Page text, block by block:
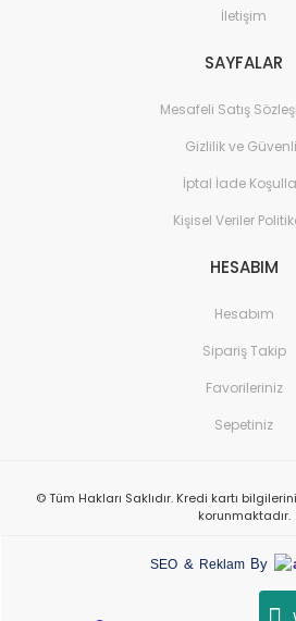
İletişim
SAYFALAR
Mesafeli Satış
Gizlilik ve
İptal İade
Kişisel Veriler
HESABIM
Hesabım
Sipariş Takip
Favorileriniz
Sepetiniz
© Tüm Hakları Saklıdır. Kredi kartı
korunmaktadır.
SEO & Reklam By